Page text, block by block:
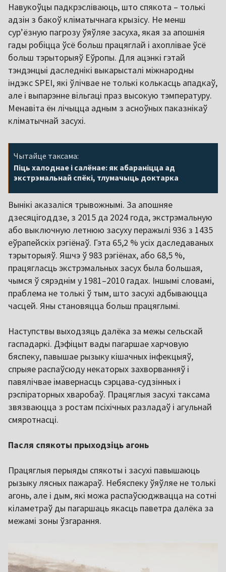
Навукоўцы падкрэсліваюць, што спякота – толькі
адзін з бакоў кліматычнага крызісу. Не менш
сурʼёзную пагрозу ўяўляе засуха, якая за апошнія
гады робіцца ўсё больш працяглай і ахоплівае ўсё
больш тэрыторыяў Еўропы. Для ацэнкі гэтай
тэндэнцыі даследнікі выкарысталі міжнародны
індэкс SPEI, які ўлічвае не толькі колькасць ападкаў,
але і выпарэнне вільгаці праз высокую тэмпературу.
Менавіта ён лічыцца адным з асноўных паказнікаў
кліматычнай засухі.
Чытайце таксама:
Піць халоднае і салёнае: як абараніцца ад
экстрэмальнай спёкі, тлумачыць доктарка
Вынікі аказаліся трывожнымі. За апошняе
дзесяцігоддзе, з 2015 да 2024 года, экстрэмальную
або выключную летнюю засуху перажылі 936 з 1435
еўрапейскіх рэгіёнаў. Гэта 65,2 % усіх даследаваных
тэрыторыяў. Яшчэ ў 983 рэгіёнах, або 68,5 %,
працягласць экстрэмальных засух была большая,
чымся ў сярэднім у 1981–2010 гадах. Іншымі словамі,
праблема не толькі ў тым, што засухі адбываюцца
часцей. Яны становяцца больш працяглымі.
Наступствы выходзяць далёка за межы сельскай
гаспадаркі. Дэфіцыт вады пагаршае харчовую
бяспеку, павышае рызыку кішачных інфекцыяў,
спрыяе распаўсюду некаторых захворванняў і
павялічвае імавернасць сэрцава-судзінных і
рэспіраторных хваробаў. Працяглыя засухі таксама
звязваюцца з ростам псіхічных разладаў і агульнай
смяротнасці.
Пасля спякоты прыходзіць агонь
Працяглыя перыяды спякоты і засухі павышаюць
рызыку лясных пажараў. Небяспеку ўяўляе не толькі
агонь, але і дым, які можа распаўсюджвацца на сотні
кіламетраў ды пагаршаць якасць паветра далёка за
межамі зоны ўзгарання.